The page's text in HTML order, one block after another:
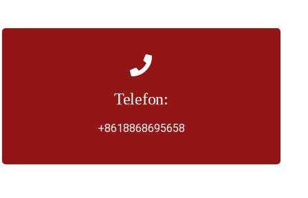
Telefon:
+8618868695658